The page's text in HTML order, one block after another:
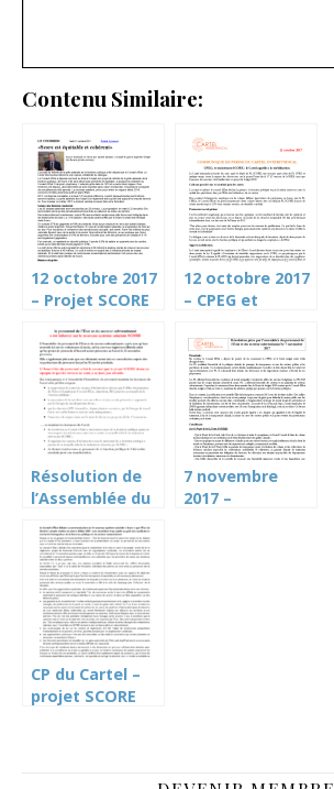
Contenu Similaire:
12 octobre 2017
– Projet SCORE
12 octobre 2017
– CPEG et
appelle à la
mobilisation
Résolution de
l’Assemblée du
Cartel du 5
novembre 19
sur le projet
SCORE
7 novembre
2017 –
CP du Cartel –
projet SCORE